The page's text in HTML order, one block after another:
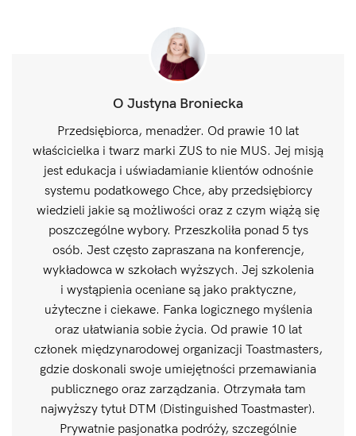
O Justyna Broniecka
Przedsiębiorca, menadżer. Od prawie 10 lat
właścicielka i twarz marki ZUS to nie MUS. Jej misją
jest edukacja i uświadamianie klientów odnośnie
systemu podatkowego Chce, aby przedsiębiorcy
wiedzieli jakie są możliwości oraz z czym wiążą się
poszczególne wybory. Przeszkoliła ponad 5 tys
osób. Jest często zapraszana na konferencje,
wykładowca w szkołach wyższych. Jej szkolenia
i wystąpienia oceniane są jako praktyczne,
użyteczne i ciekawe. Fanka logicznego myślenia
oraz ułatwiania sobie życia. Od prawie 10 lat
członek międzynarodowej organizacji Toastmasters,
gdzie doskonali swoje umiejętności przemawiania
publicznego oraz zarządzania. Otrzymała tam
najwyższy tytuł DTM (Distinguished Toastmaster).
Prywatnie pasjonatka podróży, szczególnie